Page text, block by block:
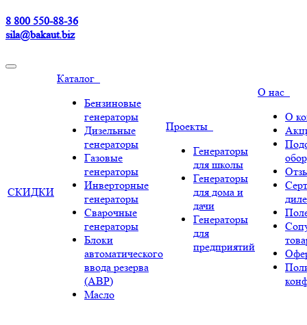
8 800 550-88-36
sila@bakaut.biz
СКИДКИ
Каталог
Бензиновые
генераторы
Дизельные
генераторы
Газовые
генераторы
Инверторные
генераторы
Сварочные
генераторы
Блоки
автоматического
ввода резерва
(АВР)
Масло
Проекты
Генераторы
для школы
Генераторы
для дома и
дачи
Генераторы
для
предприятий
О нас
О